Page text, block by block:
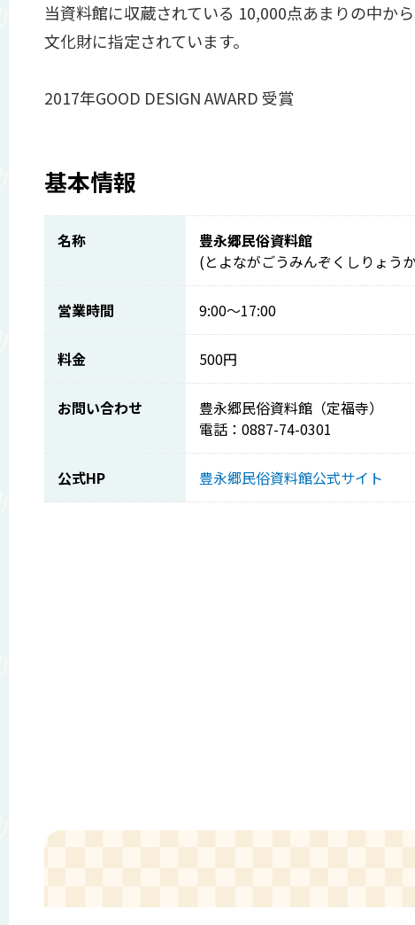
当資料館に収蔵されている 10,000点あまりの中か
文化財に指定されています。
2017年GOOD DESIGN AWARD 受賞
基本情報
名称
豊永郷民俗資料館
(とよながごうみんぞくしりょう
営業時間 9:00～17:00
料金 500円
お問い合わせ
豊永郷民俗資料館（定福寺）
電話：0887-74-0301
公式HP 豊永郷民俗資料館公式サイト